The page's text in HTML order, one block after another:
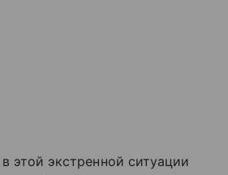
этой экстренной ситуации